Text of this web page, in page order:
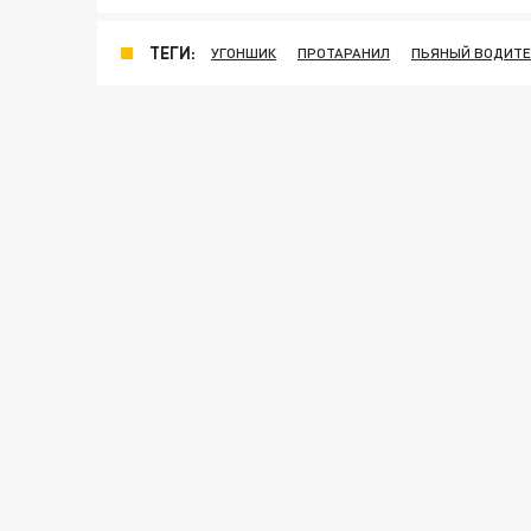
ТЕГИ: УГОНШИК ПРОТАРАНИЛ ПЬЯНЫЙ